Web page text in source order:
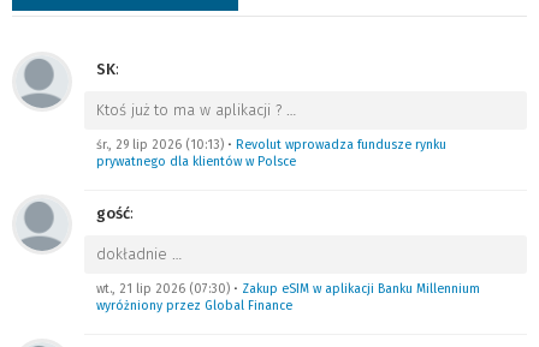
SK:
Ktoś już to ma w aplikacji ? …
śr., 29 lip 2026 (10:13) • Revolut wprowadza fundusze rynku
prywatnego dla klientów w Polsce
gość:
dokładnie …
wt., 21 lip 2026 (07:30) • Zakup eSIM w aplikacji Banku Millennium
wyróżniony przez Global Finance